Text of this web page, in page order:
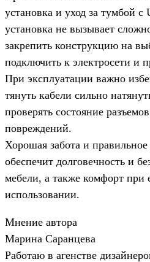
установка и уход за тумбой
установка не вызывает
закрепить конструкцию на
подключить к электросети и
При эксплуатации важно
тянуть кабели сильно
проверять состояние
повреждений.
Хорошая забота и
обеспечит долговечность и
мебели, а также комфорт при
использовании.
Мнение автора
Марина Саранцева
Работаю в агенстве